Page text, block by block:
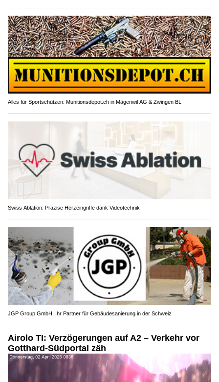
Alles für Sportschützen: Munitionsdepot.ch in Mägenwil AG & Zwingen BL
Swiss Ablation: Präzise Herzeingriffe dank Videotechnik
JGP Group GmbH: Ihr Partner für Gebäudesanierung in der Schweiz
Airolo TI: Verzögerungen auf A2 – Verkehr vor
Gotthard-Südportal zäh